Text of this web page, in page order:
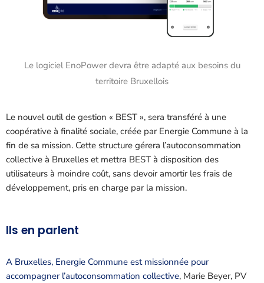
Le logiciel EnoPower devra être adapté aux besoins du
territoire Bruxellois
Le nouvel outil de gestion « BEST », sera transféré à une
coopérative à finalité sociale, créée par Energie Commune à la
fin de sa mission. Cette structure gérera l’autoconsommation
collective à Bruxelles et mettra BEST à disposition des
utilisateurs à moindre coût, sans devoir amortir les frais de
développement, pris en charge par la mission.
Ils en parlent
A Bruxelles, Energie Commune est missionnée pour
accompagner l’autoconsommation collective, Marie Beyer, PV